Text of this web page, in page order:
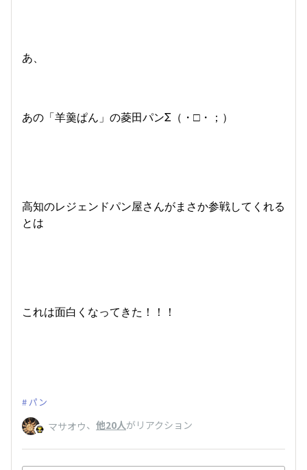
あ、
あの「羊羹ぱん」の菱田パンΣ（・□・；）
高知のレジェンドパン屋さんがまさか参戦してくれる
とは
これは面白くなってきた！！！
パン
マサオウ、 他20人がリアクション